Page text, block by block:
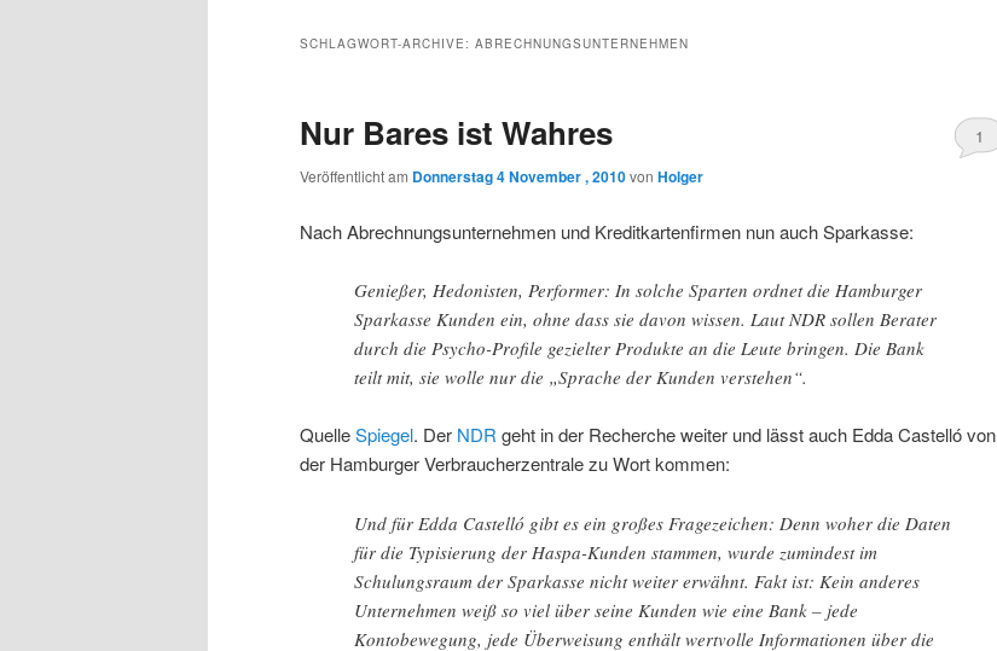
wechseln
SCHLAGWORT-ARCHIVE: ABRECHNUNGSUNTERNEHMEN
Nur Bares ist Wahres
Veröffentlicht am Donnerstag 4 November , 2010von Holger
1
Nach Abrechnungsunternehmen und Kreditkartenfirmen nun auch Sparkasse:
Genießer, Hedonisten, Performer: In solche Sparten ordnet die Hamburger
Sparkasse Kunden ein, ohne dass sie davon wissen. Laut NDR sollen Berater
durch die Psycho-Profile gezielter Produkte an die Leute bringen. Die Bank
teilt mit, sie wolle nur die „Sprache der Kunden verstehen“.
QuelleSpiegel. Der NDR geht in der Recherche weiter und lässt auch Edda Castelló von
der Hamburger Verbraucherzentrale zu Wort kommen:
Und für Edda Castelló gibt es ein großes Fragezeichen: Denn woher die Daten
für die Typisierung der Haspa-Kunden stammen, wurde zumindest im
Schulungsraum der Sparkasse nicht weiter erwähnt. Fakt ist: Kein anderes
Unternehmen weiß so viel über seine Kunden wie eine Bank – jede
Kontobewegung, jede Überweisung enthält wertvolle Informationen über die